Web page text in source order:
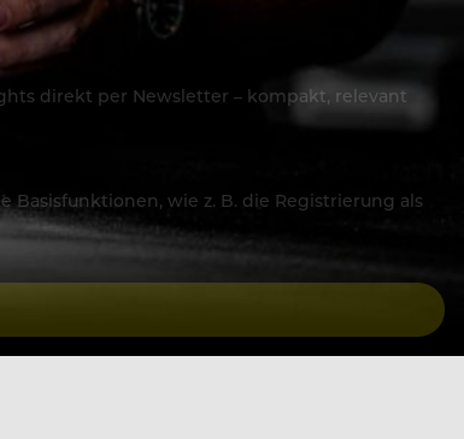
direkt per Newsletter – kompakt, relevant
Basisfunktionen, wie z. B. die Registrierung als